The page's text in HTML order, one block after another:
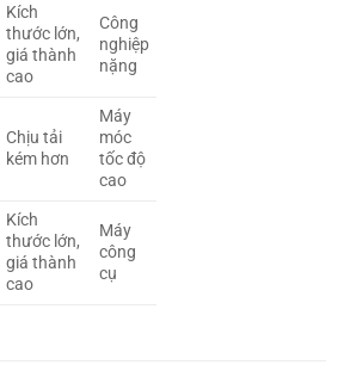
Kích
thước lớn,
giá thành
cao
Công
nghiệp
nặng
Chịu tải
kém hơn
Máy
móc
tốc độ
cao
Kích
thước lớn,
giá thành
cao
Máy
công
cụ